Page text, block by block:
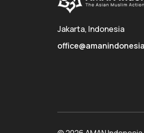
Jakarta, Indonesia